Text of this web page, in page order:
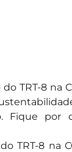
TRT-8 na